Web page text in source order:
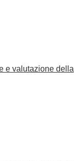
e valutazione della